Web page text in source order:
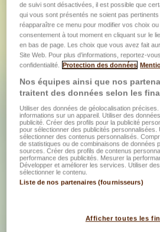
de suivi sont désactivées, il est possible que
qui vous sont présentés ne soient pas
réapparaître ce menu pour modifier vos choix
consentement à tout moment en cliquant sur le
en bas de page. Les choix que vous avez fait
Site Web. Pour plus d’informations, reportez-
confidentialité.
Protection des données
Nos équipes ainsi que nos
traitent des données selon les
Utiliser des données de géolocalisation
informations sur un appareil. Utiliser des
publicité. Créer des profils pour la publicité
pour sélectionner des publicités personnalisées.
sélectionner des contenus personnalisés.
de statistiques ou de combinaisons de données
sources. Créer des profils de contenus
performance des publicités. Mesurer la
Développer et améliorer les services. Utiliser
sélectionner le contenu.
Liste de nos partenaires (fournisseurs)
Afficher toutes les